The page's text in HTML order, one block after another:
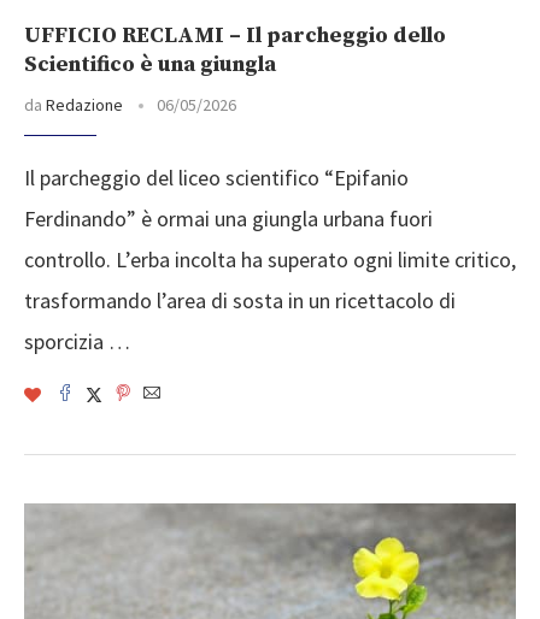
UFFICIO RECLAMI – Il parcheggio dello
Scientifico è una giungla
da Redazione 06/05/2026
Il parcheggio del liceo scientifico “Epifanio
Ferdinando” è ormai una giungla urbana fuori
controllo. L’erba incolta ha superato ogni limite critico,
trasformando l’area di sosta in un ricettacolo di
sporcizia …